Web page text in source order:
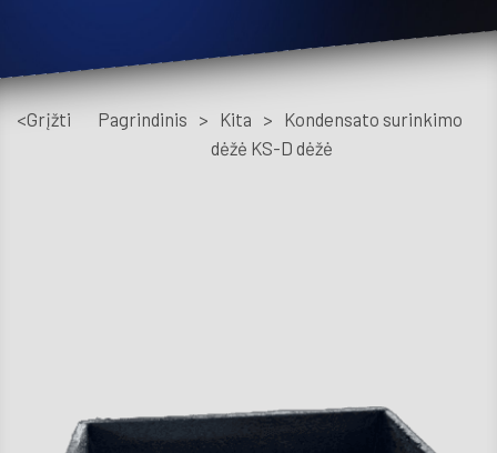
<Grįžti Pagrindinis > Kita > Kondensato surinkimo
dėžė KS-D dėžė